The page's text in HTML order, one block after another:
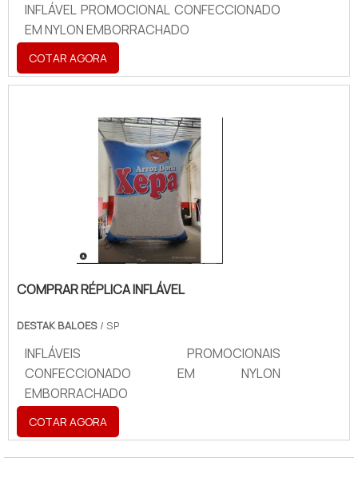
INFLÁVEL PROMOCIONAL CONFECCIONADO
EM NYLON EMBORRACHADO
COTAR AGORA
COMPRAR RÉPLICA INFLÁVEL
DESTAK BALOES / SP
INFLÁVEIS PROMOCIONAIS
CONFECCIONADO EM NYLON
EMBORRACHADO
COTAR AGORA